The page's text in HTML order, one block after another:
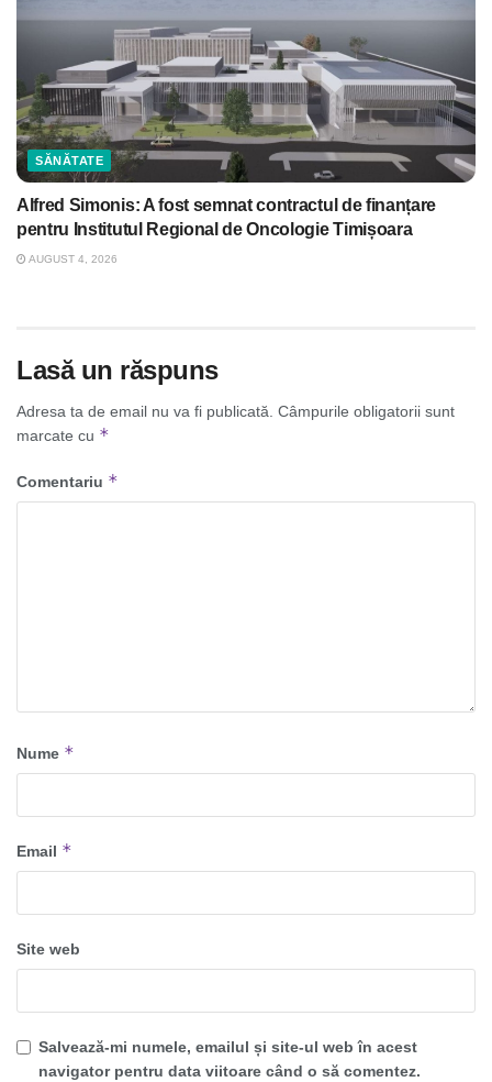
SĂNĂTATE
Alfred Simonis: A fost semnat contractul de finanțare
pentru Institutul Regional de Oncologie Timișoara
AUGUST 4, 2026
Lasă un răspuns
Adresa ta de email nu va fi publicată. Câmpurile obligatorii sunt
marcate cu *
Comentariu *
Nume *
Email *
Site web
Salvează-mi numele, emailul și site-ul web în acest
navigator pentru data viitoare când o să comentez.